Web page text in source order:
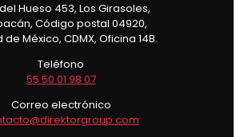
Hueso 453, Los Girasoles,
Código postal 04920,
México, CDMX, Oficina 14B.
Teléfono
55 50 01 98 07
Correo electrónico